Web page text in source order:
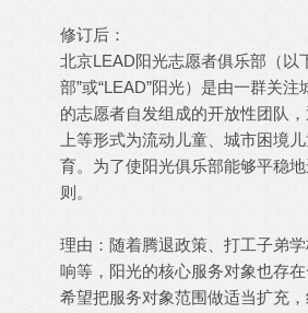
修订后：
北京LEAD阳光志愿者俱乐部（以
部”或“LEAD”阳光）是由一群关
的志愿者自发组成的开放性团队
上等形式为流动儿童、城市困境
育。为了使阳光俱乐部能够平稳
则。
理由：随着腾退政策、打工子弟
响等，阳光的核心服务对象也存在
希望把服务对象范围做适当扩充